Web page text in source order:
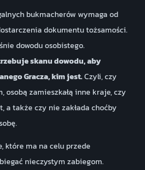
bukmacherów wymaga od
dokumentu tożsamości.
dowodu osobistego.
skanu dowodu, aby
Gracza, kim jest.Czyli, czy
osobą zamieszkałą inne kraje, czy
a także czy nie zakłada choćby
które ma na celu przede
nieczystym zabiegom.